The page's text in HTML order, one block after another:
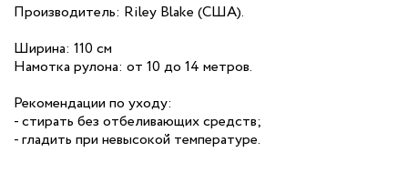
Производитель: Riley Blake (США).
Ширина: 110 см
Намотка рулона: от 10 до 14 метров.
Рекомендации по уходу:
- стирать без отбеливающих средств;
- гладить при невысокой температуре.